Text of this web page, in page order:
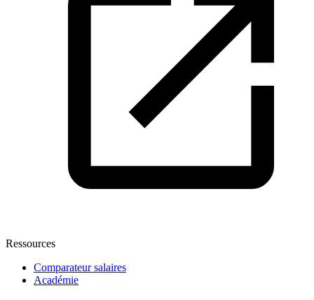
Ressources
Comparateur salaires
Académie